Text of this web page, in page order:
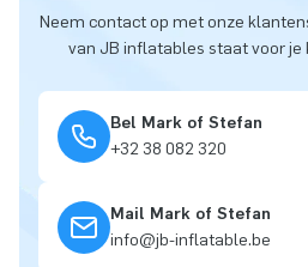
Neem contact op met onze
van JB inflatables staat voor je
Bel Mark of Stefan
+32 38 082 320
Mail Mark of Stefan
info@jb-inflatable.be